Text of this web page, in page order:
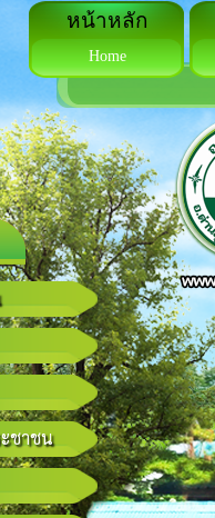
ะชาชน
หน้าหลัก
Home